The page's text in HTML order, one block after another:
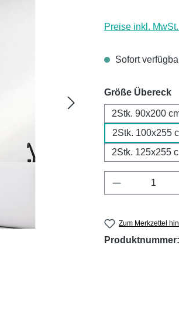
Preise inkl.
Sofort
Größe Übereck
2Stk. 90x200
2Stk. 100x255
2Stk. 125x255
Produkt
Zum Merkzettel
Produktnummer: